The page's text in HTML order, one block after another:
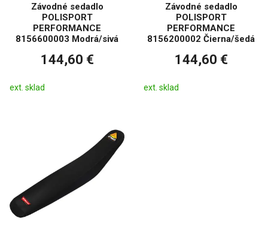
Závodné sedadlo
POLISPORT
PERFORMANCE
8156600003 Modrá/sivá
144,60 €
ext. sklad
Závodné sedadlo
POLISPORT
PERFORMANCE
8156200002 Čierna/šedá
144,60 €
ext. sklad